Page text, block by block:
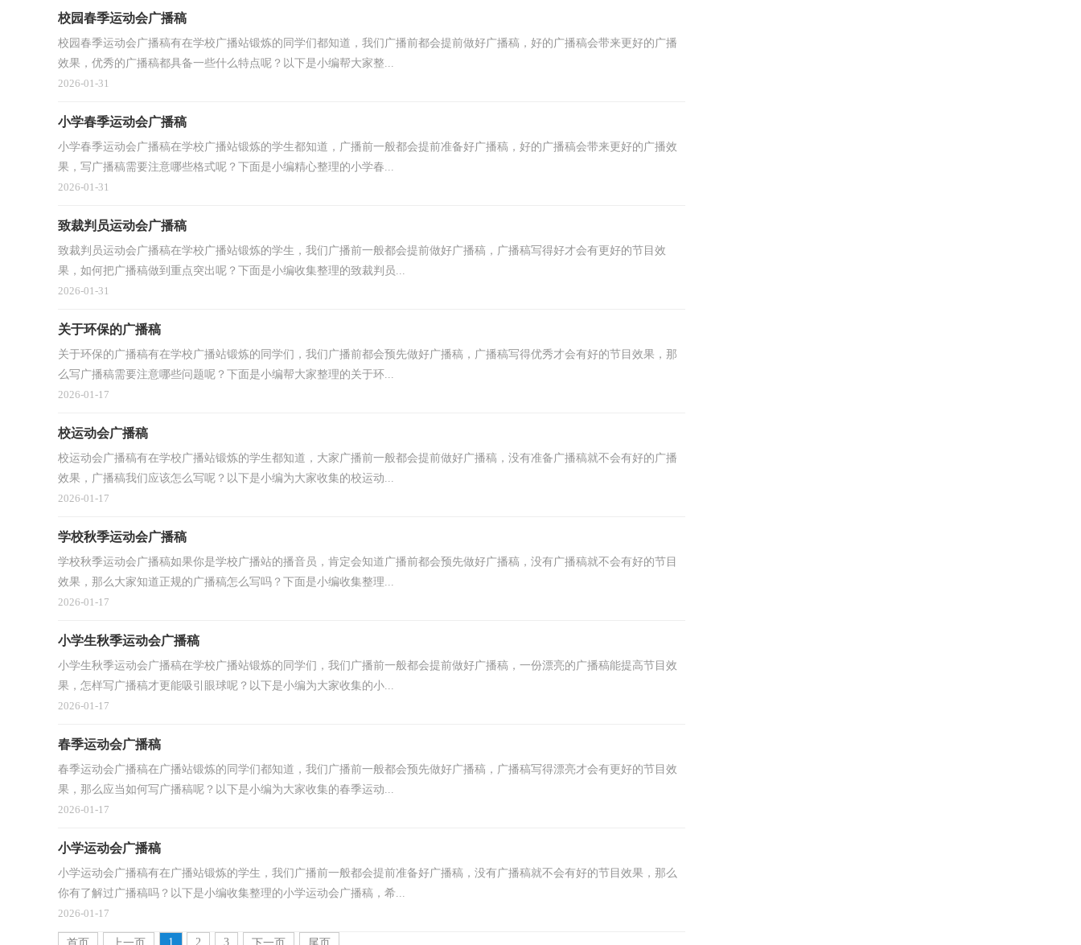
校园春季运动会广播稿
校园春季运动会广播稿有在学校广播站锻炼的同学们都知道，我们广播前都会提前做好广播稿，好的广播稿会带来更好的广播
效果，优秀的广播稿都具备一些什么特点呢？以下是小编帮大家整...
2026-01-31
小学春季运动会广播稿
小学春季运动会广播稿在学校广播站锻炼的学生都知道，广播前一般都会提前准备好广播稿，好的广播稿会带来更好的广播效
果，写广播稿需要注意哪些格式呢？下面是小编精心整理的小学春...
2026-01-31
致裁判员运动会广播稿
致裁判员运动会广播稿在学校广播站锻炼的学生，我们广播前一般都会提前做好广播稿，广播稿写得好才会有更好的节目效
果，如何把广播稿做到重点突出呢？下面是小编收集整理的致裁判员...
2026-01-31
关于环保的广播稿
关于环保的广播稿有在学校广播站锻炼的同学们，我们广播前都会预先做好广播稿，广播稿写得优秀才会有好的节目效果，那
么写广播稿需要注意哪些问题呢？下面是小编帮大家整理的关于环...
2026-01-17
校运动会广播稿
校运动会广播稿有在学校广播站锻炼的学生都知道，大家广播前一般都会提前做好广播稿，没有准备广播稿就不会有好的广播
效果，广播稿我们应该怎么写呢？以下是小编为大家收集的校运动...
2026-01-17
学校秋季运动会广播稿
学校秋季运动会广播稿如果你是学校广播站的播音员，肯定会知道广播前都会预先做好广播稿，没有广播稿就不会有好的节目
效果，那么大家知道正规的广播稿怎么写吗？下面是小编收集整理...
2026-01-17
小学生秋季运动会广播稿
小学生秋季运动会广播稿在学校广播站锻炼的同学们，我们广播前一般都会提前做好广播稿，一份漂亮的广播稿能提高节目效
果，怎样写广播稿才更能吸引眼球呢？以下是小编为大家收集的小...
2026-01-17
春季运动会广播稿
春季运动会广播稿在广播站锻炼的同学们都知道，我们广播前一般都会预先做好广播稿，广播稿写得漂亮才会有更好的节目效
果，那么应当如何写广播稿呢？以下是小编为大家收集的春季运动...
2026-01-17
小学运动会广播稿
小学运动会广播稿有在广播站锻炼的学生，我们广播前一般都会提前准备好广播稿，没有广播稿就不会有好的节目效果，那么
你有了解过广播稿吗？以下是小编收集整理的小学运动会广播稿，希...
2026-01-17
1 2 3